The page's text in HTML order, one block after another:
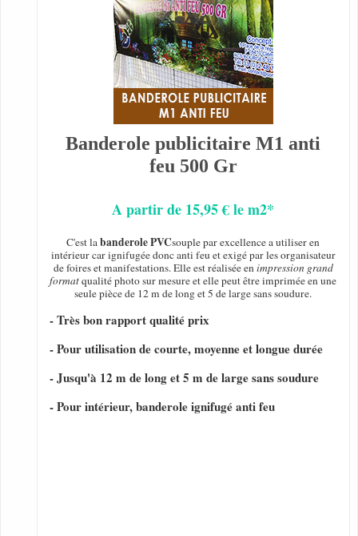
Banderole publicitaire M1 anti
feu 500 Gr
A partir de 15,95 € le m2*
C'est labanderole PVCsouple par excellence a utiliser en
intérieur car ignifugée donc anti feu et exigé par les organisateur
de foires et manifestations. Elle est réalisée enimpression grand
formatqualité photo sur mesure et elle peut être imprimée en une
seule pièce de 12 m de long et 5 de large sans soudure.
- Très bon rapport qualité prix
- Pour utilisation de courte, moyenne et longue durée
- Jusqu'à 12 m de long et 5 m de large sans soudure
- Pour intérieur, banderole ignifugé anti feu